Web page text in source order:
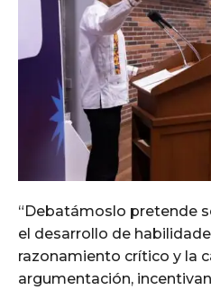
“Debatámoslo pretende
el desarrollo de
razonamiento crítico y la
argumentación,